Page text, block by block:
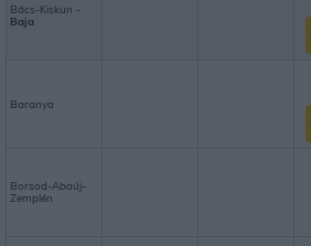
Bács-Kiskun -
Baja
Baranya
Borsod-Abaúj-
Zemplén